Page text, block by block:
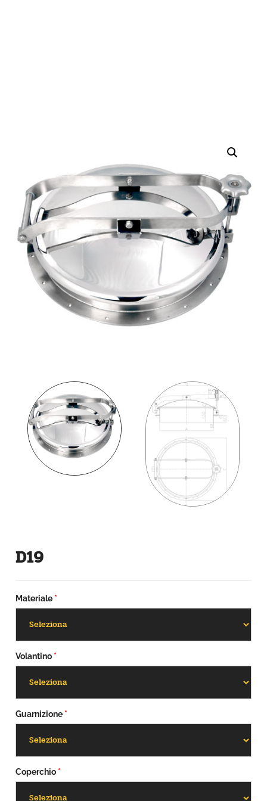
D19
Materiale *
Volantino *
Guarnizione *
Coperchio *